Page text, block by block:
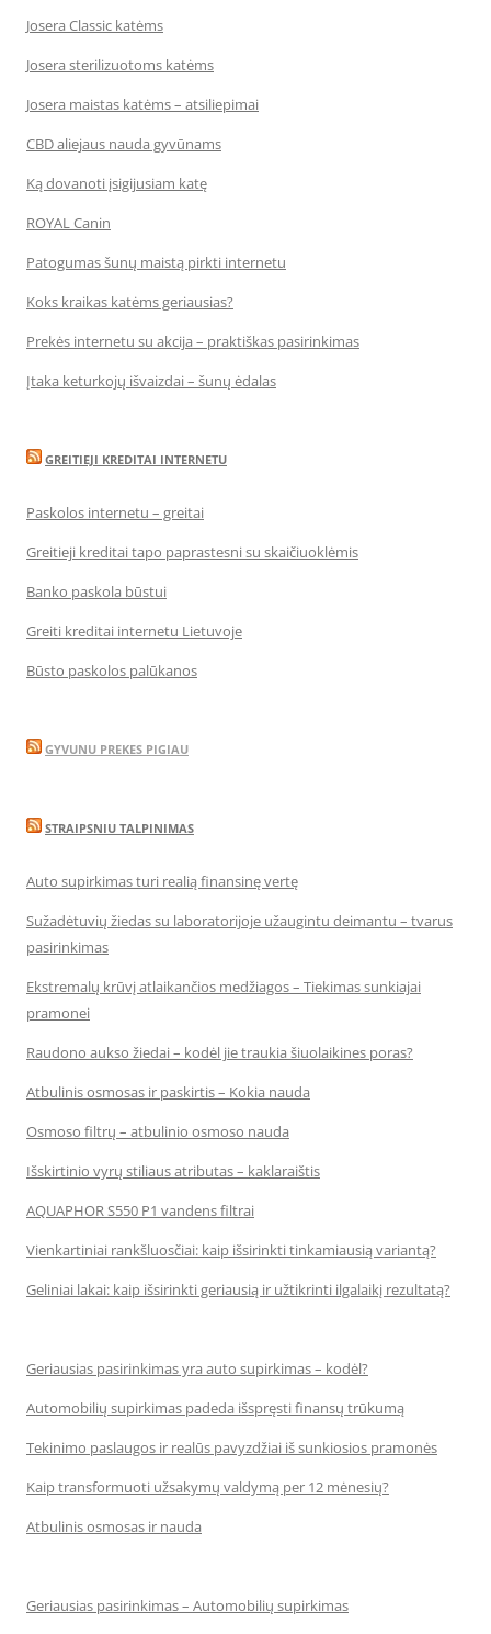
Josera Classic katėms
Josera sterilizuotoms katėms
Josera maistas katėms – atsiliepimai
CBD aliejaus nauda gyvūnams
Ką dovanoti įsigijusiam katę
ROYAL Canin
Patogumas šunų maistą pirkti internetu
Koks kraikas katėms geriausias?
Prekės internetu su akcija – praktiškas pasirinkimas
Įtaka keturkojų išvaizdai – šunų ėdalas
GREITIEJI KREDITAI INTERNETU
Paskolos internetu – greitai
Greitieji kreditai tapo paprastesni su skaičiuoklėmis
Banko paskola būstui
Greiti kreditai internetu Lietuvoje
Būsto paskolos palūkanos
GYVUNU PREKES PIGIAU
STRAIPSNIU TALPINIMAS
Auto supirkimas turi realią finansinę vertę
Sužadėtuvių žiedas su laboratorijoje užaugintu deimantu – tvarus
pasirinkimas
Ekstremalų krūvį atlaikančios medžiagos – Tiekimas sunkiajai
pramonei
Raudono aukso žiedai – kodėl jie traukia šiuolaikines poras?
Atbulinis osmosas ir paskirtis – Kokia nauda
Osmoso filtrų – atbulinio osmoso nauda
Išskirtinio vyrų stiliaus atributas – kaklaraištis
AQUAPHOR S550 P1 vandens filtrai
Vienkartiniai rankšluosčiai: kaip išsirinkti tinkamiausią variantą?
Geliniai lakai: kaip išsirinkti geriausią ir užtikrinti ilgalaikį rezultatą?
Geriausias pasirinkimas yra auto supirkimas – kodėl?
Automobilių supirkimas padeda išspręsti finansų trūkumą
Tekinimo paslaugos ir realūs pavyzdžiai iš sunkiosios pramonės
Kaip transformuoti užsakymų valdymą per 12 mėnesių?
Atbulinis osmosas ir nauda
Geriausias pasirinkimas – Automobilių supirkimas